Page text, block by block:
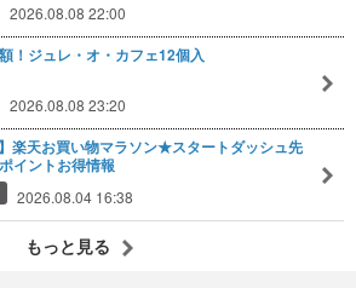
2026.08.08 22:00
！ジュレ・オ・カフェ12個入
2026.08.08 23:20
楽天お買い物マラソン★スタートダッシュ先
イントお得情報
2026.08.04 16:38
もっと見る